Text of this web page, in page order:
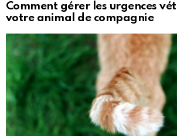
Comment gérer les urgences
votre animal de compagnie